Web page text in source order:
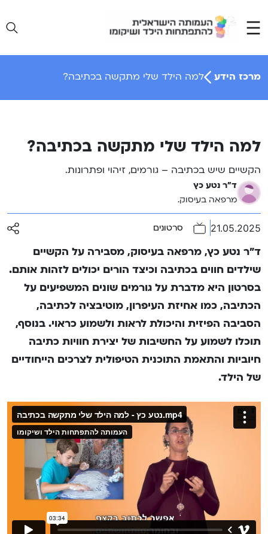
content
מרכז הידע למה הילד שלי מתקשה בכתיבה?
למה הילד שלי מתקשה בכתיבה?
הקשיים שיש בכתיבה – גורמים, זיהוי ופתרונות.
ד"ר נטע כץ
מרפאה בעיסוק.
21.05.2025 סרטונים
ד”ר נטע כץ, מרפאה בעיסוק, מסבירה על הקשיים
שילדים חווים בכתיבה וכיצד הורים יכולים לזהות אותם.
בסרטון היא מדברת על גורמים שונים המשפיעים על
הכתיבה, כמו אחיזת העיפרון, מוטיבציה לכתיבה,
הסביבה הפיזית והיכולת לראות ולשמוע כראוי. בנוסף,
תוכלו לשמוע על החשיבות של יצירת חוויות כתיבה
חיוביות והתאמת התוכנית הטיפולית לצרכים הייחודיים
של הילד.